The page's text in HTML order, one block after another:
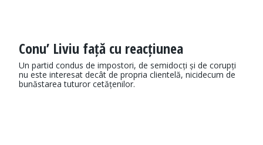
Conu’ Liviu față cu reacțiunea
Un partid condus de impostori, de semidocți și de corupți
nu este interesat decât de propria clientelă, nicidecum de
bunăstarea tuturor cetățenilor.